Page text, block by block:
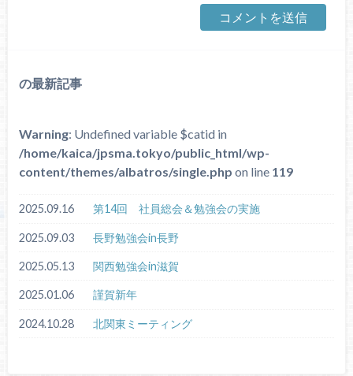
の最新記事
Warning: Undefined variable $catid in
/home/kaica/jpsma.tokyo/public_html/wp-
content/themes/albatros/single.php on line 119
2025.09.16 第14回 社員総会＆勉強会の実施
2025.09.03 長野勉強会in長野
2025.05.13 関西勉強会in滋賀
2025.01.06 謹賀新年
2024.10.28 北関東ミーティング